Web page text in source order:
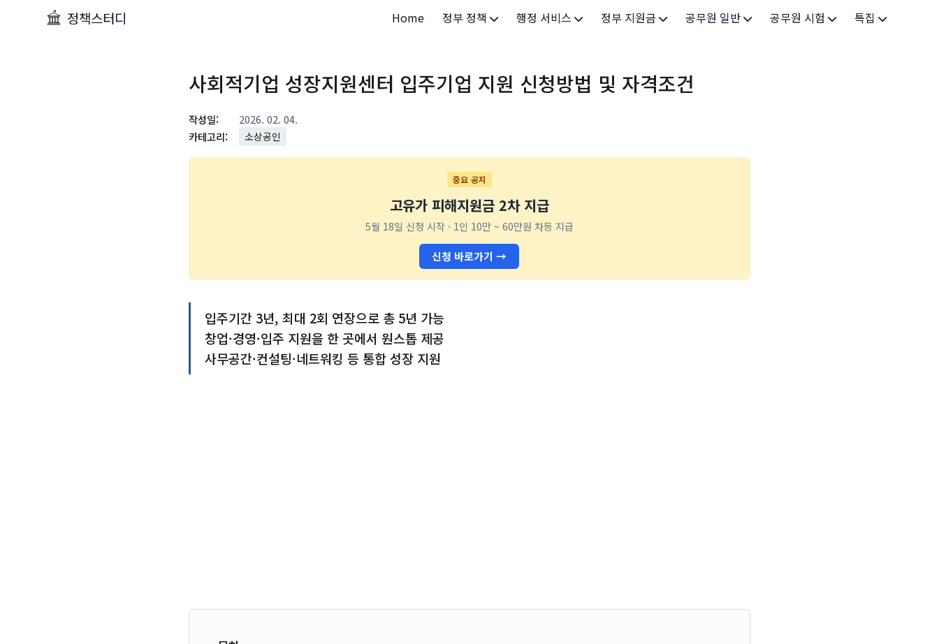
정책스터디 Home 정부 정책
정부 정책
행정 서비스
보조금24
세무/납부
기타 서비스
정부 지원금
소상공인
공무원 일반
공무원 제도
공무원 시험 특집
사회적기업 성장지원센터 입주기업 지원 신청방법 및 자격조건
작성일:
2026. 02. 04.
카테고리:
소상공인
중요 공지
고유가 피해지원금 2차 지급
5월 18일 신청 시작 · 1인 10만 ~ 60만원 차등 지급
신청 바로가기 →
입주기간 3년, 최대 2회 연장으로 총 5년 가능
창업·경영·입주 지원을 한 곳에서 원스톱 제공
사무공간·컨설팅·네트워킹 등 통합 성장 지원